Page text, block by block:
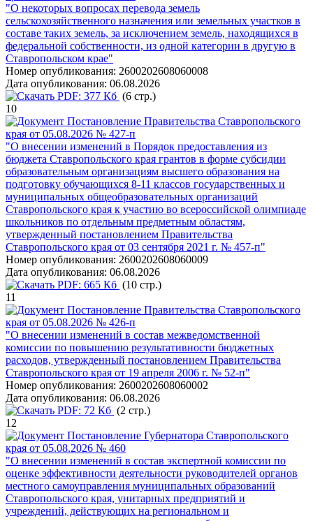
"О некоторых вопросах перевода земель
сельскохозяйственного назначения или земельных участков в
составе таких земель, за исключением земель, находящихся в
федеральной собственности, из одной категории в другую в
Ставропольском крае"
Номер опубликования: 2600202608060008
Дата опубликования: 06.08.2026
PDF: 377 Кб (6 стр.)
10
Постановление Правительства Ставропольского
края от 05.08.2026 № 427-п
"О внесении изменений в Порядок предоставления из
бюджета Ставропольского края грантов в форме субсидии
образовательным организациям высшего образования на
подготовку обучающихся 8-11 классов государственных и
муниципальных общеобразовательных организаций
Ставропольского края к участию во всероссийской олимпиаде
школьников по отдельным предметным областям,
утвержденный постановлением Правительства
Ставропольского края от 03 сентября 2021 г. № 457-п"
Номер опубликования: 2600202608060009
Дата опубликования: 06.08.2026
PDF: 665 Кб (10 стр.)
11
Постановление Правительства Ставропольского
края от 05.08.2026 № 426-п
"О внесении изменений в состав межведомственной
комиссии по повышению результативности бюджетных
расходов, утвержденный постановлением Правительства
Ставропольского края от 19 апреля 2006 г. № 52-п"
Номер опубликования: 2600202608060002
Дата опубликования: 06.08.2026
PDF: 72 Кб (2 стр.)
12
Постановление Губернатора Ставропольского
края от 05.08.2026 № 460
"О внесении изменений в состав экспертной комиссии по
оценке эффективности деятельности руководителей органов
местного самоуправления муниципальных образований
Ставропольского края, унитарных предприятий и
учреждений, действующих на региональном и